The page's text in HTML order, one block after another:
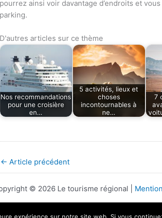
pourrez ainsi voir davantage d’endroits et
parking.
D'autres articles sur ce thème
Nos recommandations
pour une croisière
en…
5 activités, lieux et
choses
incontournables à
ne…
7
← Article précédent
© 2026 Le tourisme régional |